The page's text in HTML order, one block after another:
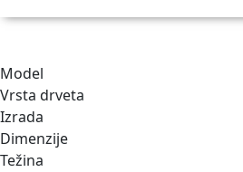
Model
Vrsta drveta
Izrada
Dimenzije
Težina